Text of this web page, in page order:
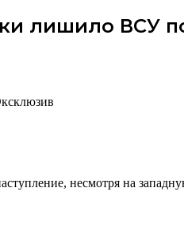
лишило ВСУ
несмотря на